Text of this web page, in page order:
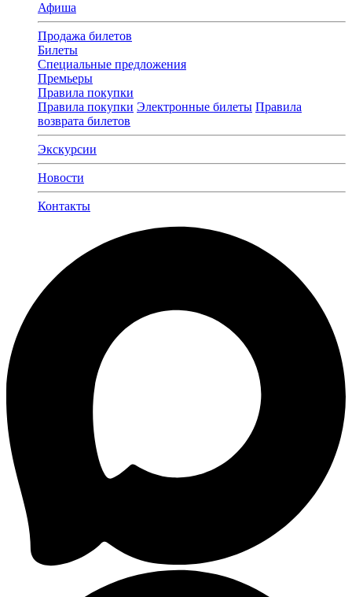
Афиша
Продажа билетов
Билеты
Специальные предложения
Премьеры
Правила покупки
Правила покупки Электронные билеты Правила
возврата билетов
Экскурсии
Новости
Контакты